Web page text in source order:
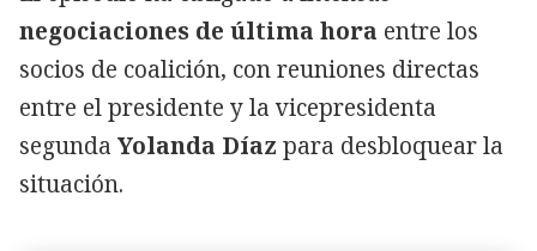
negociaciones de última hora entre los
socios de coalición, con reuniones directas
entre el presidente y la vicepresidenta
segunda Yolanda Díaz para desbloquear la
situación.